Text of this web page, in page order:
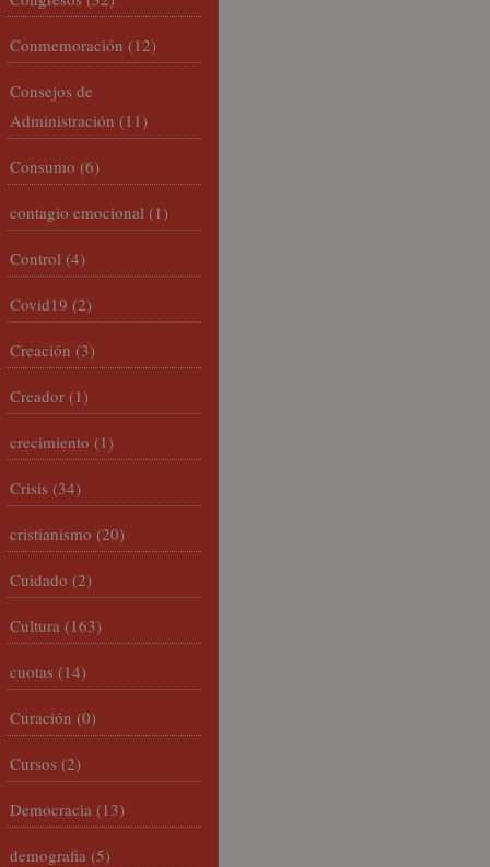
Conmemoración (12)
Consejos de
Administración (11)
Consumo (6)
contagio emocional (1)
Control (4)
Covid19 (2)
Creación (3)
Creador (1)
crecimiento (1)
Crisis (34)
cristianismo (20)
Cuidado (2)
Cultura (163)
cuotas (14)
Curación (0)
Cursos (2)
Democracia (13)
demografia (5)